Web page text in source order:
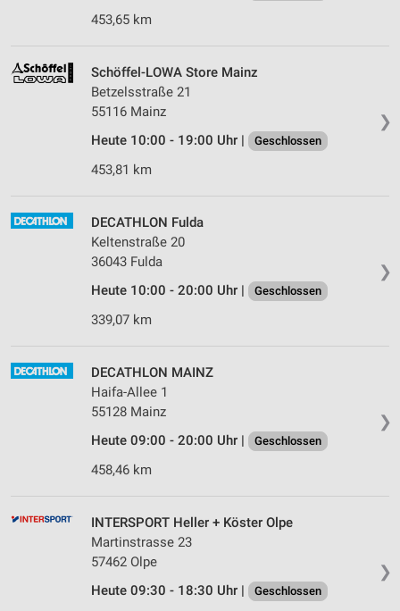
453,65 km
❯
Schöffel-LOWA Store Mainz
Betzelsstraße 21
55116 Mainz
Heute 10:00 - 19:00 Uhr |
Geschlossen
453,81 km
❯
DECATHLON Fulda
Keltenstraße 20
36043 Fulda
Heute 10:00 - 20:00 Uhr |
Geschlossen
339,07 km
❯
DECATHLON MAINZ
Haifa-Allee 1
55128 Mainz
Heute 09:00 - 20:00 Uhr |
Geschlossen
458,46 km
❯
INTERSPORT Heller + Köster Olpe
Martinstrasse 23
57462 Olpe
Heute 09:30 - 18:30 Uhr |
Geschlossen